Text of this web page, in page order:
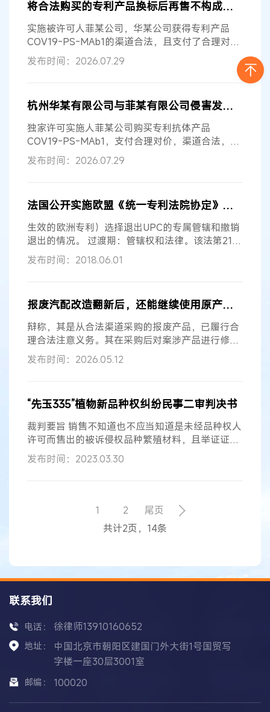
权利的用尽（exhaustion）是指任何一件受知识产
权保护的产品一旦由 权利
人自己或由经其同意之人
进行首次销售之后，则权利人在该产品上的
将合法购买的专利产品换标后再售不构成侵犯专利权
实施被许可人菲某公司，华某公司获得专利产品
COV19-PS-MAb1的渠道合法，且支付了合理对
价，菲某公司已获得了合理对价，且在案证据显示
华某公司销售被诉侵权产品的数量未超过其购买数
量。第三，华某公司针对被诉侵权产品实施的行为
于权利用尽规定的适用条件。虽然华某公司在对外
销售试剂的外包装上标注华某公司的商标，但涉案
专利技术方案在华某公司获得菲某公司专利产品
发布时间：2026.07.29
杭州华某有限公司与菲某有限公司侵害发明专利权纠纷
独家许可实施人菲某公司购买专利抗体产品
COV19-PS-MAb1，支付合理对价，渠道合法，其
销售被诉侵权产品数量未超过购买数量，涉案专利
技术方案在华某公司取得产品时即已固化于产品
案专利技术方案，故该行为仅构成再次销售，符合
2020年《专利法》第七十五条第一项权利用尽之情
形，不构成侵犯专利权；至于换标行为
发布时间：2026.07.29
法国公开实施欧盟《统一专利法院协定》的法律
生效的欧洲专利）选择退出UPC的专属管辖和撤销
退出的情况。 过渡期：管辖权和法律。该法第21条
规定，在UPC的7年过渡期期间，有关侵权或撤销
在法国生效的欧洲专利的诉讼可以在法国国家法院
家法院审理）。权利用尽 。有关专利权用尽的条款
将被修改：如果产品由第三方销售，则取消专利权
人明确同意这一要求，并规定如果
发布时间：2018.06.01
报废汽配改造翻新后，还能继续使用原产品商标吗？
辩称，其是从合法渠道采购的报废产品，已履行合
理合法注意义务。其在采购后对案涉产品进行修
理、翻新，属于对合法取得商品的后续处置，应当
适用商标 权利用尽原则。同时，其对A公司的商标
院审理后认为，商标权利用尽，是指商标权人或经
其许可的主体将带有注册商标的商品合法投放市场
后，买受人可合法转售该特定商品。其制度目的在
于
发布时间：2026.05.12
“先玉335”植物新品种权纠纷民事二审判决书
裁判要旨 销售不知道也不应当知道是未经品种权人
许可而售出的被诉侵权品种繁殖材料，且举证证明
具有合法来源的，人民法院可以不判令销售者承担
赔偿责任，但应当判令其停止销售并承担
价格合理、存在实际的具体供货方、销售行为符合
相关生产经营许可制度等。 销售被诉侵权种子的被
诉侵权人主张适用权利用尽 ，应证明被诉侵权
发布时间：2023.03.30
1 2
尾页
共计2页，14条
联系我们
电话： 徐律师13910160652
地址：
中国北京市朝阳区建国门外大街1号国贸写
字楼一座30层3001室
邮编： 100020